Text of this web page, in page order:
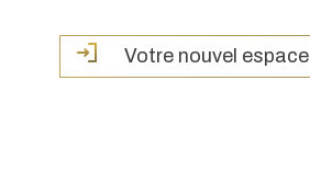
Votre nouvel espace